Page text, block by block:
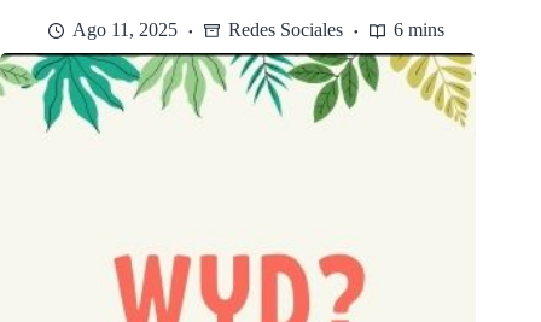
Ago 11, 2025 Redes Sociales 6 mins